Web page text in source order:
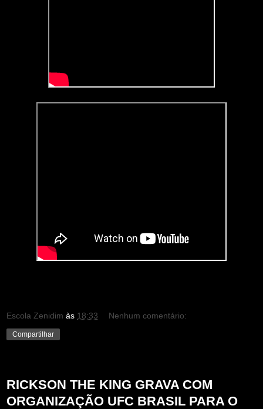
Escola Zenidim às 18:33 Nenhum comentário:
Compartilhar
RICKSON THE KING GRAVA COM
ORGANIZAÇÃO UFC BRASIL PARA O